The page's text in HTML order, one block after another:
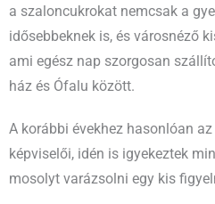
a szaloncukrokat nemcsak a
idősebbeknek is, és városnéző
ami egész nap szorgosan
ház és Ófalu között.
A korábbi évekhez hasonlóan
képviselői, idén is igyekeztek
mosolyt varázsolni egy kis